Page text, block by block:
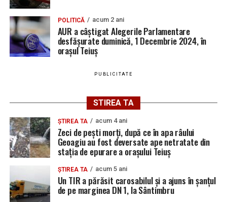
POLITICĂ acum 2 ani
AUR a câștigat Alegerile Parlamentare
desfășurate duminică, 1 Decembrie 2024, în
orașul Teiuș
PUBLICITATE
STIREA TA
ȘTIREA TA acum 4 ani
Zeci de pești morți, după ce în apa râului
Geoagiu au fost deversate ape netratate din
stația de epurare a orașului Teiuș
ȘTIREA TA acum 5 ani
Un TIR a părăsit carosabilul și a ajuns în șanțul
de pe marginea DN 1, la Sântimbru